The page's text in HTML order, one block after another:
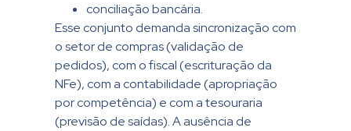
conciliação bancária.
Esse conjunto demanda sincronização com
o setor de compras (validação de
pedidos), com o fiscal (escrituração da
NFe), com a contabilidade (apropriação
por competência) e com a tesouraria
(previsão de saídas). A ausência de